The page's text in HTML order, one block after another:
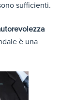
sufficienti.
è una